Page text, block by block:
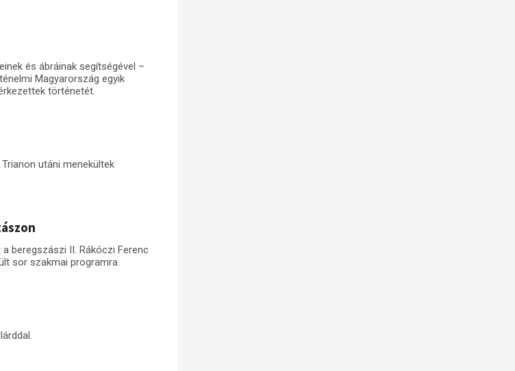
és ábráinak segítségével –
Magyarország egyik
történetét.
utáni menekültek
beregszászi II. Rákóczi Ferenc
sor szakmai programra.